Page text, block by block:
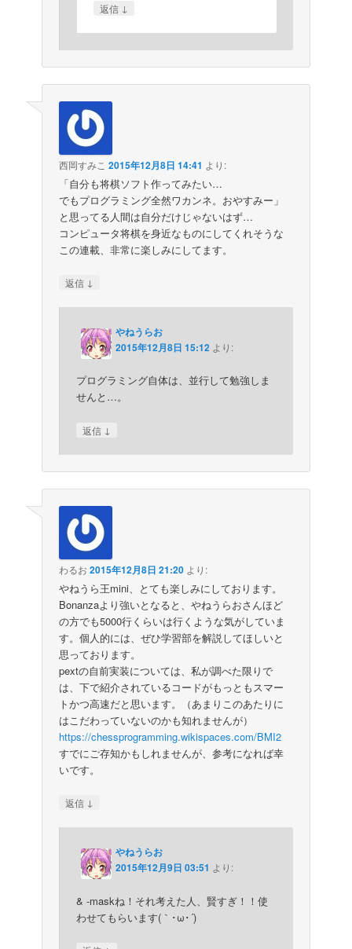
返信 ↓
西岡すみこ 2015年12月8日 14:41 より:
「自分も将棋ソフト作ってみたい…
でもプログラミング全然ワカンネ。おやすみー」
と思ってる人間は自分だけじゃないはず…
コンピュータ将棋を身近なものにしてくれそうな
この連載、非常に楽しみにしてます。
返信 ↓
やねうらお
2015年12月8日 15:12 より:
プログラミング自体は、並行して勉強しま
せんと…。
返信 ↓
わるお 2015年12月8日 21:20 より:
やねうら王mini、とても楽しみにしております。
Bonanzaより強いとなると、やねうらおさんほど
の方でも5000行くらいは行くような気がしていま
す。個人的には、ぜひ学習部を解説してほしいと
思っております。
pextの自前実装については、私が調べた限りで
は、下で紹介されているコードがもっともスマー
トかつ高速だと思います。（あまりこのあたりに
はこだわっていないのかも知れませんが）
https://chessprogramming.wikispaces.com/BMI2
すでにご存知かもしれませんが、参考になれば幸
いです。
返信 ↓
やねうらお
2015年12月9日 03:51 より:
& -maskね！それ考えた人、賢すぎ！！使
わせてもらいます(｀･ω･´)ゞ